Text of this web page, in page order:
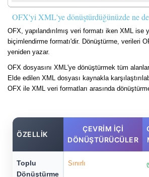
OFX'yi XML'ye dönüştürdüğünüzde ne
OFX, yapılandırılmış veri formatı iken XML ise
biçimlendirme formatı'dir. Dönüştürme, verileri
yeniden yazar.
OFX dosyasını XML'ye dönüştürmek tüm
Elde edilen XML dosyası kaynakla
OFX ile XML veri formatları arasında
ÖZELLIK
ÇEVRIM İÇI
DÖNÜŞTÜRÜCÜLER
Toplu
Dönüştürme
Sınırlı